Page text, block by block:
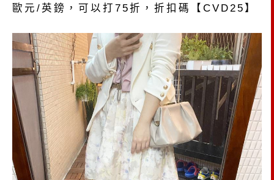
歐元/英鎊，可以打75折，折扣碼【CVD25】